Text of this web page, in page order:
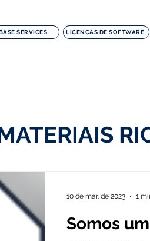
SERVICES LICENÇAS DE SOFTWARE
Somos
10 de mar. de 2023 1